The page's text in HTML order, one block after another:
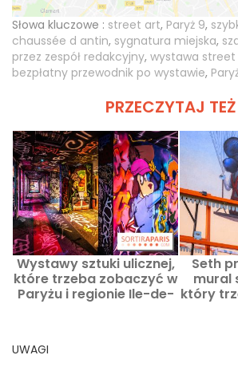
Słowa kluczowe : street art, Paryż 9,
chaussée d antin, sygnatura miejska,
przez zespół redakcyjny, wystawa
bezpłatny przewodnik po wystawie,
PRZECZYTAJ
Wystawy sztuki ulicznej,
które trzeba zobaczyć w
Paryżu i regionie Ile-de-
Seth
mural
który
UWAGI